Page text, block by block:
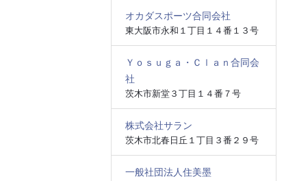
オカダスポーツ合同会社
東大阪市永和１丁目１４番１３号
Ｙｏｓｕｇａ・Ｃｌａｎ合同会
社
茨木市新堂３丁目１４番７号
株式会社サラン
茨木市北春日丘１丁目３番２９号
一般社団法人住美墨